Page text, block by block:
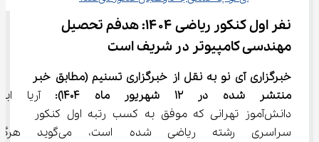
نفر اول کنکور ریاضی ۱۴۰۴: هدفم تحصیل
مهندسی کامپیوتر در شریف است
خبرگزاری آی نو به نقل از خبرگزاری تسنیم (مطابق خبر
منتشر شده در 12
شهریور ماه 1404) : آریا
دانش‌آموز تهرانی که موفق به کسب رتبه اول کنکور
سراسری رشته ریاضی شده